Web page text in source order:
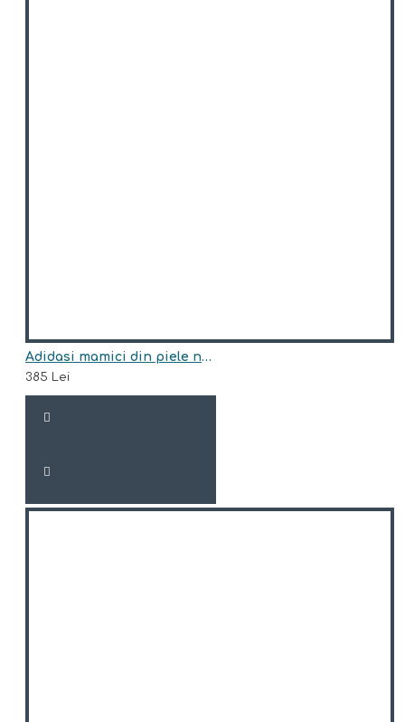
Adidasi mamici din piele naturala model JULIA
385 Lei